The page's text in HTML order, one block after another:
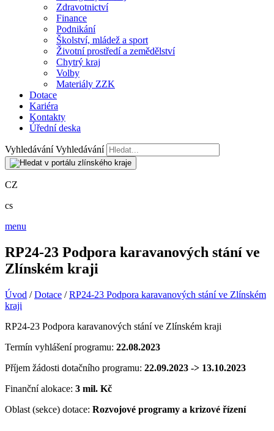
Zdravotnictví
Finance
Podnikání
Školství, mládež a sport
Životní prostředí a zemědělství
Chytrý kraj
Volby
Materiály ZZK
Dotace
Kariéra
Kontakty
Úřední deska
Vyhledávání Vyhledávání
CZ
cs
menu
RP24-23 Podpora karavanových stání ve
Zlínském kraji
Úvod /Dotace /RP24-23 Podpora karavanových stání ve Zlínském
kraji
RP24-23 Podpora karavanových stání ve Zlínském kraji
Termín vyhlášení programu: 22.08.2023
Příjem žádosti dotačního programu: 22.09.2023 -> 13.10.2023
Finanční alokace: 3 mil. Kč
Oblast (sekce) dotace: Rozvojové programy a krizové řízení